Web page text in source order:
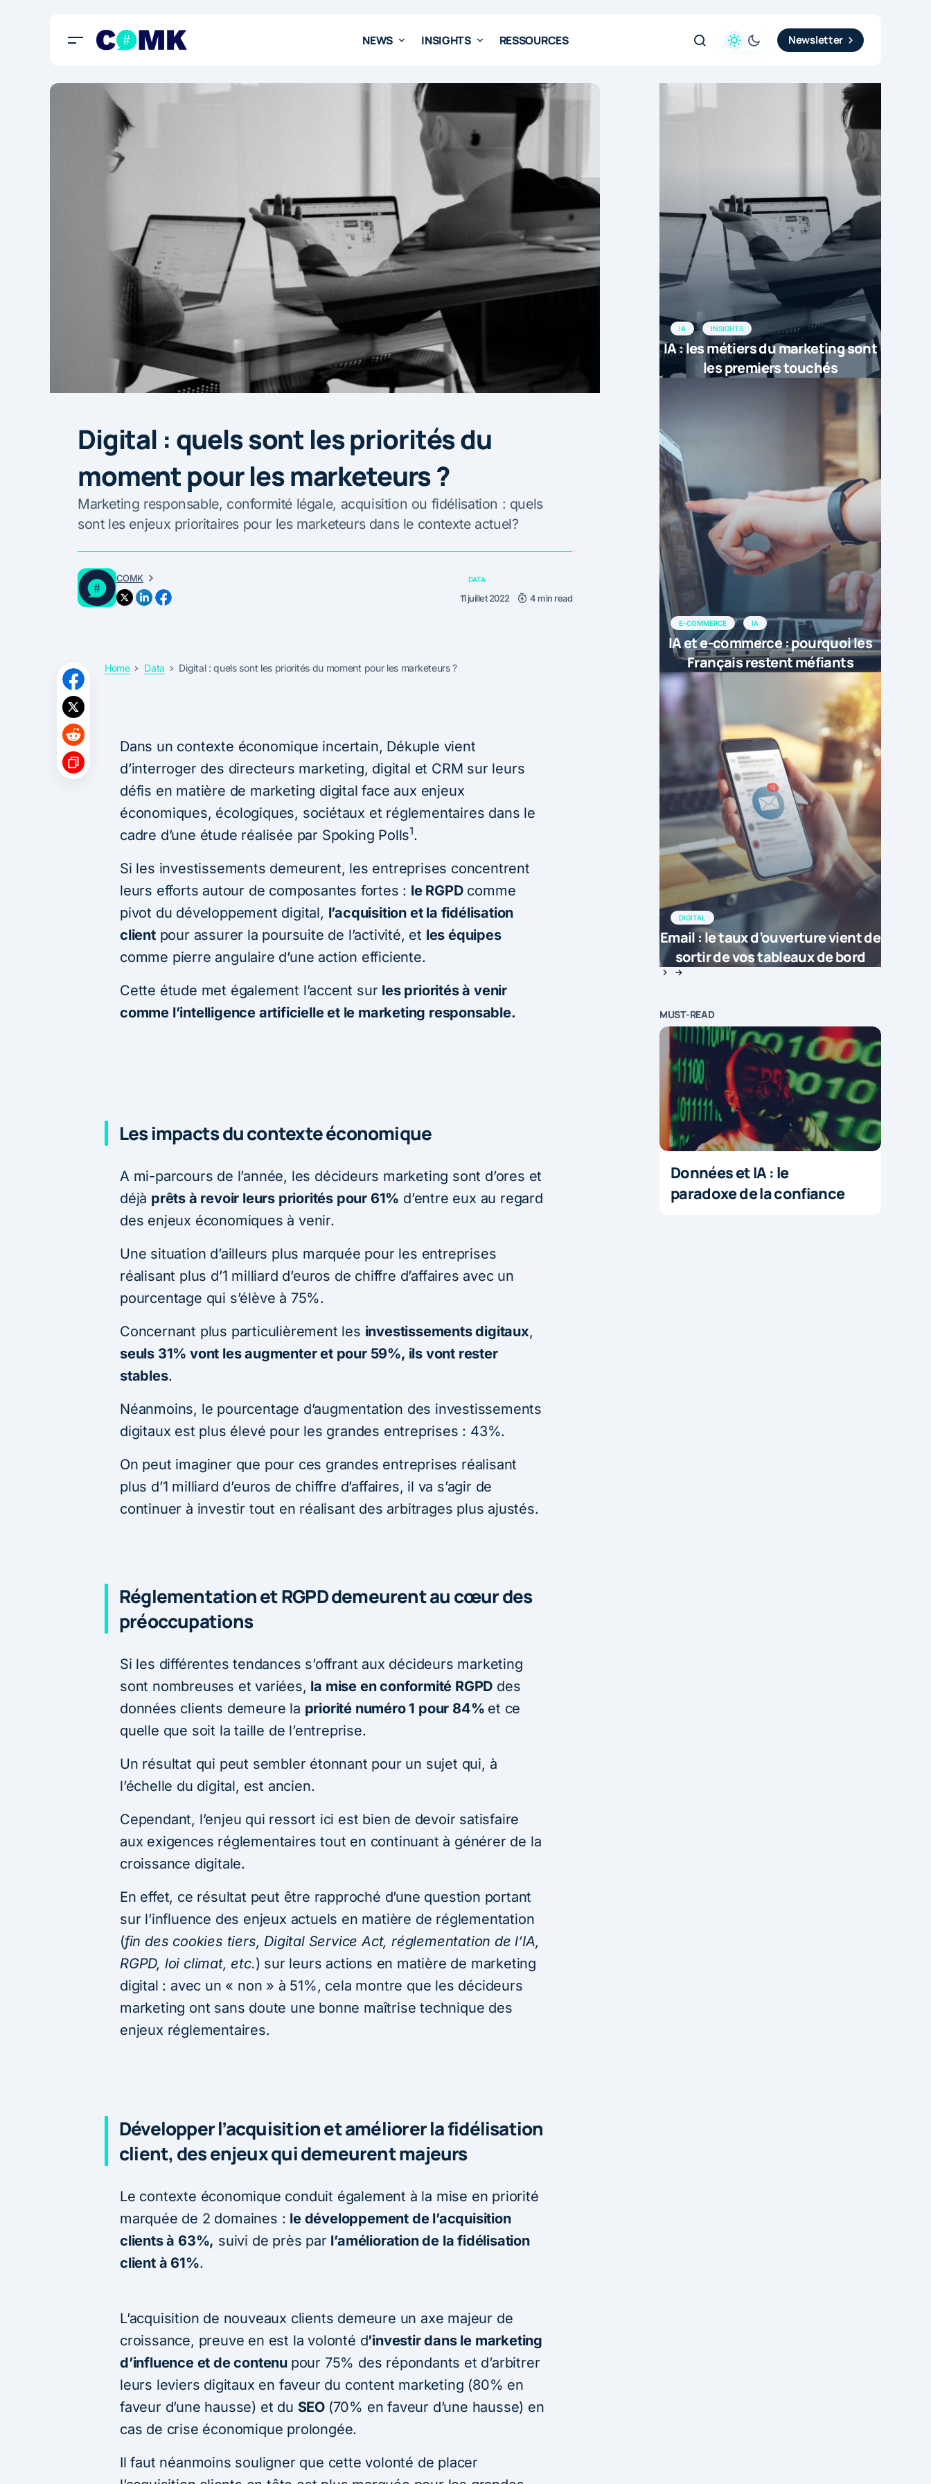
NEWS INSIGHTS RESSOURCES Newsletter
Digital : quels sont les priorités du
moment pour les marketeurs ?
Marketing responsable, conformité légale, acquisition ou fidélisation : quels
sont les enjeux prioritaires pour les marketeurs dans le contexte actuel?
COMK DATA
11 juillet 2022 4 min read
Home Data Digital : quels sont les priorités du moment pour les marketeurs ?
Dans un contexte économique incertain, Dékuple vient
d’interroger des directeurs marketing, digital et CRM sur leurs
défis en matière de marketing digital face aux enjeux
économiques, écologiques, sociétaux et réglementaires dans le
cadre d’une étude réalisée par Spoking Polls1.
Si les investissements demeurent, les entreprises concentrent
leurs efforts autour de composantes fortes : le RGPDcomme
pivot du développement digital, l’acquisition et la fidélisation
clientpour assurer la poursuite de l’activité, et les équipes
comme pierre angulaire d’une action efficiente.
Cette étude met également l’accent sur les priorités à venir
comme l’intelligence artificielle et le marketing responsable.
Les impacts du contexte économique
A mi-parcours de l’année, les décideurs marketing sont d’ores et
déjà prêts à revoir leurs priorités pour 61% d’entre eux au regard
des enjeux économiques à venir.
Une situation d’ailleurs plus marquée pour les entreprises
réalisant plus d’1 milliard d’euros de chiffre d’affaires avec un
pourcentage qui s’élève à 75%.
Concernant plus particulièrement les investissements digitaux,
seuls 31% vont les augmenter et pour 59%, ils vont rester
stables.
Néanmoins, le pourcentage d’augmentation des investissements
digitaux est plus élevé pour les grandes entreprises : 43%.
On peut imaginer que pour ces grandes entreprises réalisant
plus d’1 milliard d’euros de chiffre d’affaires, il va s’agir de
continuer à investir tout en réalisant des arbitrages plus ajustés.
Réglementation et RGPD demeurent au cœur des
préoccupations
Si les différentes tendances s’offrant aux décideurs marketing
sont nombreuses et variées, la mise en conformité RGPD des
données clients demeure la priorité numéro 1 pour 84% et ce
quelle que soit la taille de l’entreprise.
Un résultat qui peut sembler étonnant pour un sujet qui, à
l’échelle du digital, est ancien.
Cependant, l’enjeu qui ressort ici est bien de devoir satisfaire
aux exigences réglementaires tout en continuant à générer de la
croissance digitale.
En effet, ce résultat peut être rapproché d’une question portant
sur l’influence des enjeux actuels en matière de réglementation
(fin des cookies tiers, Digital Service Act, réglementation de l’IA,
RGPD, loi climat, etc.) sur leurs actions en matière de marketing
digital : avec un « non » à 51%, cela montre que les décideurs
marketing ont sans doute une bonne maîtrise technique des
enjeux réglementaires.
Développer l’acquisition et améliorer la fidélisation
client, des enjeux qui demeurent majeurs
Le contexte économique conduit également à la mise en priorité
marquée de 2 domaines : le développement de l’acquisition
clients à 63%, suivi de près par l’amélioration de la fidélisation
client à 61%.
L’acquisition de nouveaux clients demeure un axe majeur de
croissance, preuve en est la volonté d’investir dans le marketing
d’influence et de contenu pour 75% des répondants et d’arbitrer
leurs leviers digitaux en faveur du content marketing (80% en
faveur d’une hausse) et du SEO (70% en faveur d’une hausse) en
cas de crise économique prolongée.
Il faut néanmoins souligner que cette volonté de placer
IA INSIGHTS
IA : les métiers du marketing sont
les premiers touchés
E-COMMERCE IA
IA et e-commerce : pourquoi les
Français restent méfiants
DIGITAL
Email : le taux d’ouverture vient de
sortir de vos tableaux de bord
MUST-READ
Données et IA : le
paradoxe de la confiance